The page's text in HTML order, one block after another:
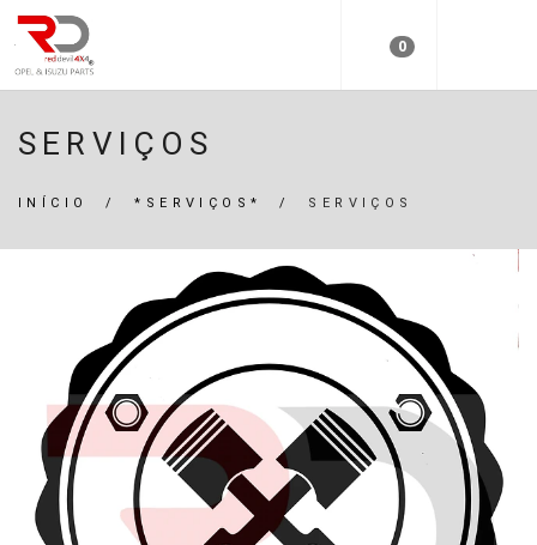
0
SERVIÇOS
INÍCIO /*SERVIÇOS* / SERVIÇOS